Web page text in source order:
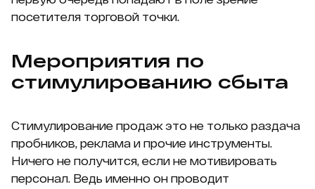
посетителя торговой точки.
Мероприятия по
стимулированию сбыта
Стимулирование продаж это не только раздача
пробников, реклама и прочие инструменты.
Ничего не получится, если не мотивировать
персонал. Ведь именно он проводит